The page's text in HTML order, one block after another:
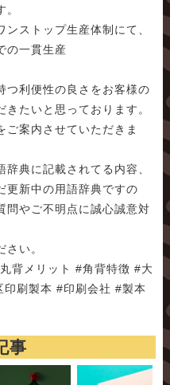
ストップ生産体制にて、
の一貫生産
つ利便性の良さをお客様の
たいと思っております。
ご案内させていただきま
典に記載されてる内容、
更新中の用語辞典ですの
問やご不明点に誠心誠意対
い。
背メリット #角背特徴 #大
刷製本 #印刷会社 #製本
事